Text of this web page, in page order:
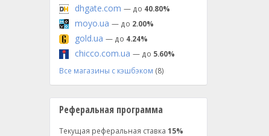
dhgate.com — до 40.80%
moyo.ua — до 2.00%
gold.ua — до 4.24%
chicco.com.ua — до 5.60%
Все магазины с кэшбэком (8)
Реферальная программа
Текущая реферальная ставка 15%